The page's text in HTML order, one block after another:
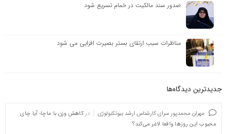
صدور سند مالکیت در خمام تسریع شود
مناظرات سبب ارتقای بستر بصیرت افزایی می شود
جدیدترین دیدگاه‌‌ها
مهران محمدپور سرای کارشناس ارشد بیوتکنولوژی در کاهش وزن با ماچا؛ آیا چای
محبوب این روزها واقعا لاغر می‌کند؟